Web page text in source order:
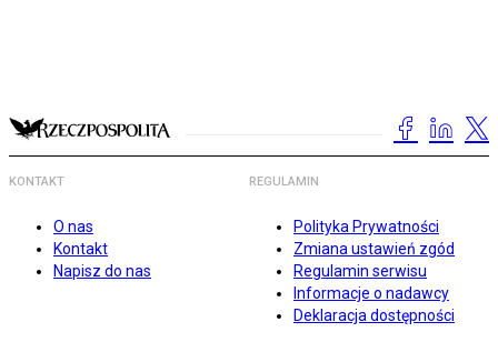
KONTAKT
O nas
Kontakt
Napisz do nas
REGULAMIN
Polityka Prywatności
Zmiana ustawień zgód
Regulamin serwisu
Informacje o nadawcy
Deklaracja dostępności